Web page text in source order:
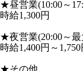
★昼営業(10:00～
時給1,300円
★夜営業(20:00～最
時給1,400円～1,750
★その他